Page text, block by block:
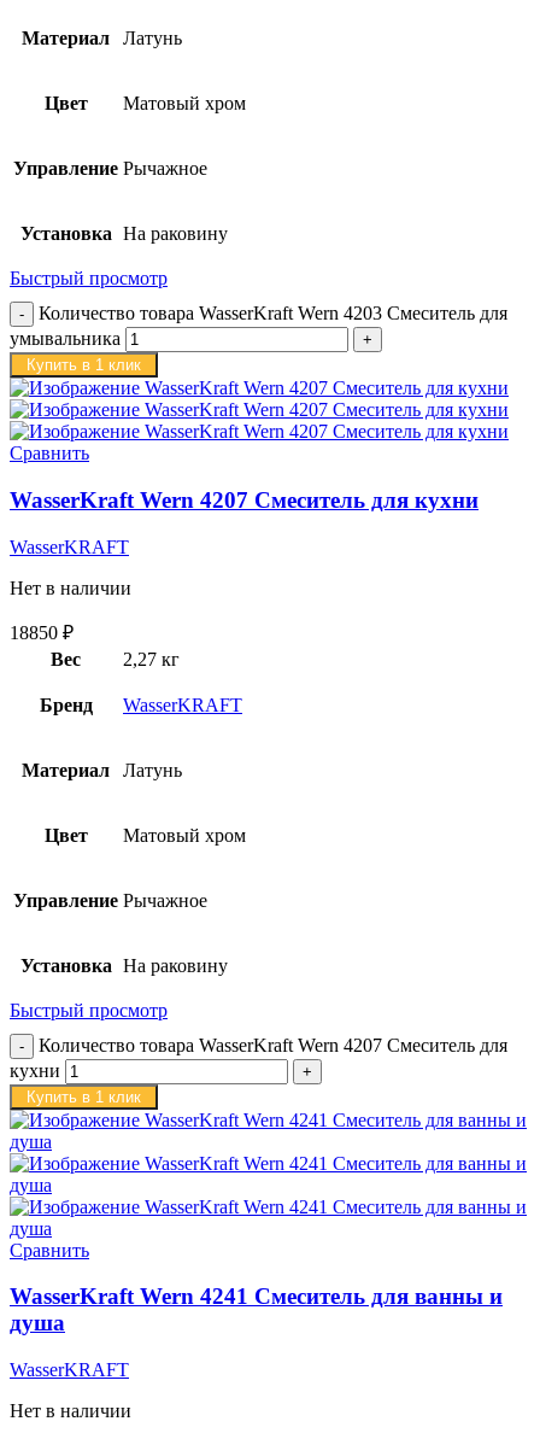
Материал Латунь
Цвет Матовый хром
Управление Рычажное
Установка На раковину
Быстрый просмотр
Количество товара WasserKraft Wern 4203 Смеситель для
умывальника
Купить в 1 клик
Сравнить
WasserKraft Wern 4207 Смеситель для кухни
WasserKRAFT
Нет в наличии
18850 ₽
Вес
2,27 кг
Бренд WasserKRAFT
Материал Латунь
Цвет Матовый хром
Управление Рычажное
Установка На раковину
Быстрый просмотр
Количество товара WasserKraft Wern 4207 Смеситель для
кухни
Купить в 1 клик
Сравнить
WasserKraft Wern 4241 Смеситель для ванны и
душа
WasserKRAFT
Нет в наличии